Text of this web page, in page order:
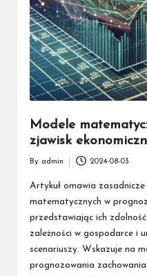
Modele
zjawisk
by
By admin 2024-08-03
Artykuł omawia
matematycznych w
przedstawiając ich
zależności w gospodarce i
scenariuszy. Wskazuje na
prognozowania